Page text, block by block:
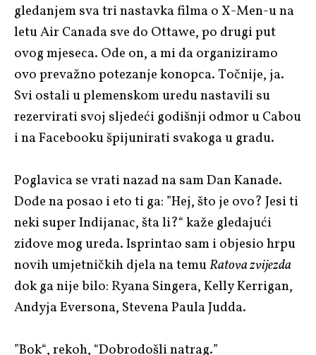
gledanjem sva tri nastavka filma o X-Men-u na
letu Air Canada sve do Ottawe, po drugi put
ovog mjeseca. Ode on, a mi da organiziramo
ovo prevažno potezanje konopca. Točnije, ja.
Svi ostali u plemenskom uredu nastavili su
rezervirati svoj sljedeći godišnji odmor u Cabou
i na Facebooku špijunirati svakoga u gradu.
Poglavica se vrati nazad na sam Dan Kanade.
Dođe na posao i eto ti ga: ”Hej, što je ovo? Jesi ti
neki super Indijanac, šta li?“ kaže gledajući
zidove mog ureda. Isprintao sam i objesio hrpu
novih umjetničkih djela na temuRatova zvijezda
dok ga nije bilo: Ryana Singera, Kelly Kerrigan,
Andyja Eversona, Stevena Paula Judda.
”Bok“, rekoh, “Dobrodošli natrag.”